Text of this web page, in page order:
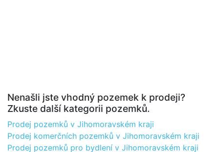
Nenašli jste vhodný pozemek k prodeji?
Zkuste další kategorii pozemků.
Prodej pozemků v Jihomoravském kraji
Prodej komerčních pozemků v Jihomoravském kraji
Prodej pozemků pro bydlení v Jihomoravském kraji